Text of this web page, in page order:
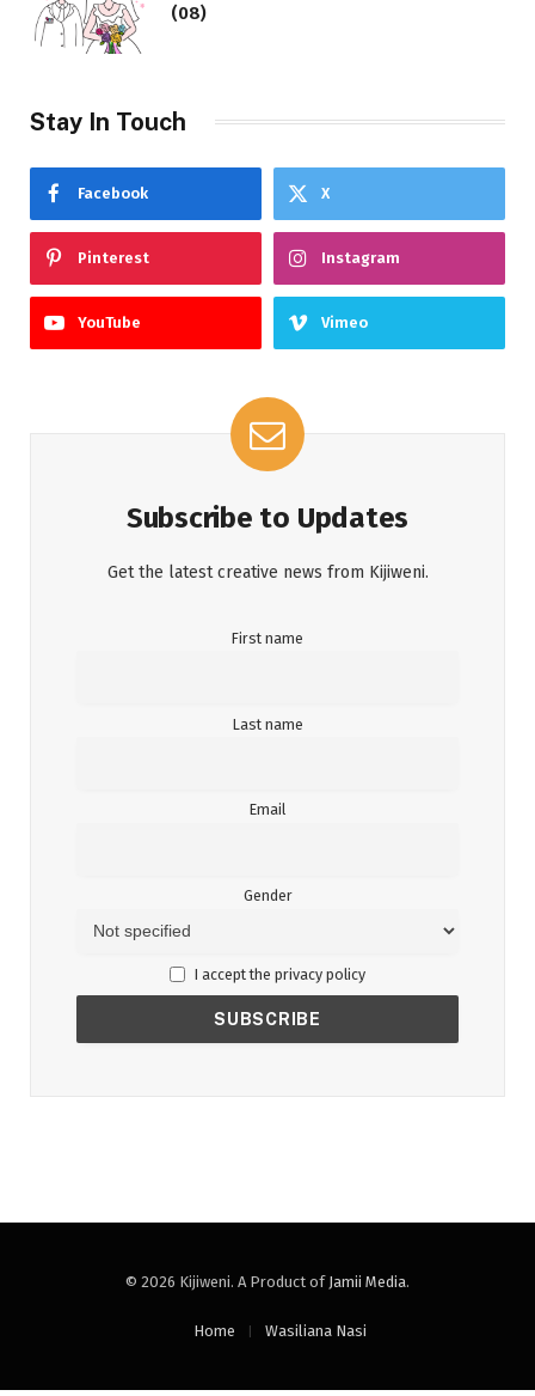
(08)
Stay In Touch
Facebook X
Pinterest Instagram
YouTube Vimeo
Subscribe to Updates
Get the latest creative news from Kijiweni.
First name
Last name
Email
Gender
I accept the privacy policy
© 2026 Kijiweni. A Product of Jamii Media.
Home Wasiliana Nasi